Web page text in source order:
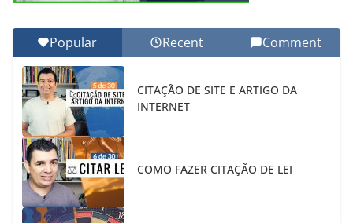
Popular Recent Comment
CITAÇÃO DE SITE E ARTIGO DA
INTERNET
COMO FAZER CITAÇÃO DE LEI